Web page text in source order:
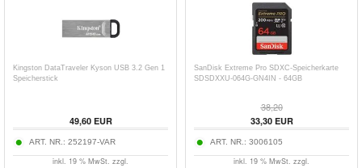
Kingston DataTraveler Kyson USB 3.2 Gen 1
Speicherstick
49,60EUR
ART. NR.: 252197-VAR
inkl. 19 % MwSt. zzgl.
SanDisk Extreme Pro SDXC-Speicherkarte
SDSDXXU-064G-GN4IN - 64GB
38,20
33,30EUR
ART. NR.: 3006105
inkl. 19 % MwSt. zzgl.